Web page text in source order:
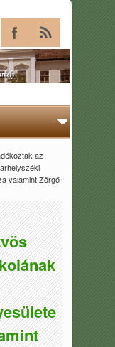
az
valamint Zörgő